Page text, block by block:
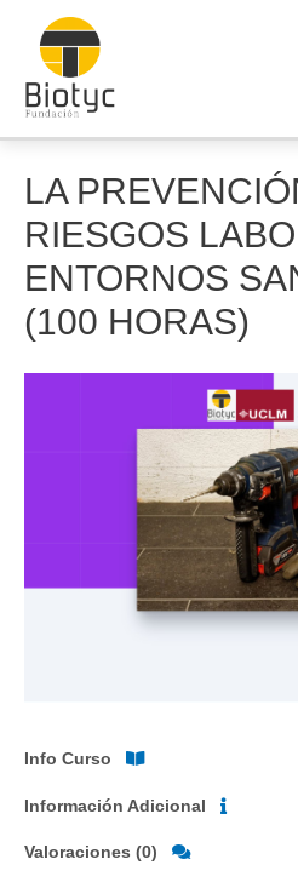
contenido
LA
RIESGOS
ENTORNOS
(100 HORAS)
Info Curso
Información Adicional
Valoraciones (0)